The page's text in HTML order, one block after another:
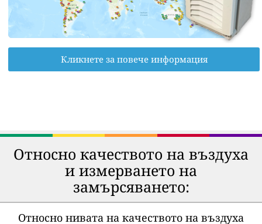
Кликнете за повече информация
Относно качеството на въздуха
и измерването на
замърсяването:
Относно нивата на качеството на въздуха